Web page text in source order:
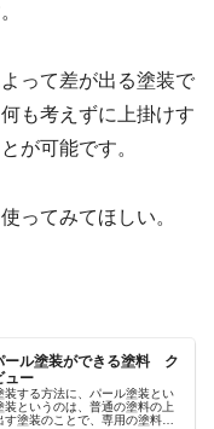
って差が出る塗装で
も考えずに上掛けす
が可能です。
ってみてほしい。
ール塗装ができる塗料 ク
ュー
装する方法に、パール塗装とい
装というのは、普通の塗料の上
塗装のことで、専用の塗料が